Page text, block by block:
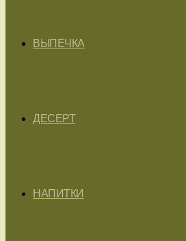
ВЫПЕЧКА
ДЕСЕРТ
НАПИТКИ